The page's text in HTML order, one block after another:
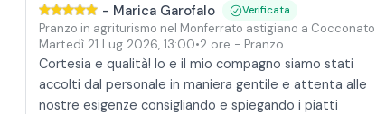
- Marica Garofalo Verificata
Pranzo in agriturismo nel Monferrato astigiano a Cocconato
Martedì 21 Lug 2026, 13:00•2 ore - Pranzo
Cortesia e qualità! Io e il mio compagno siamo stati
accolti dal personale in maniera gentile e attenta alle
nostre esigenze consigliando e spiegando i piatti